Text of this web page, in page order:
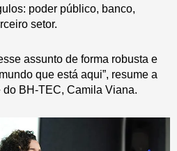
poder público, banco,
setor.
assunto de forma robusta e
que está aqui”, resume a
BH-TEC, Camila Viana.